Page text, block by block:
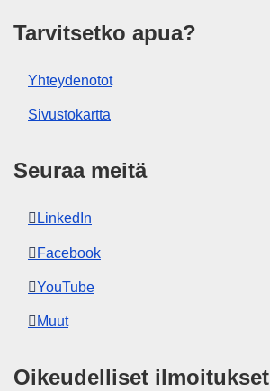
Tarvitsetko apua?
Yhteydenotot
Sivustokartta
Seuraa meitä
LinkedIn
Facebook
YouTube
Muut
Oikeudelliset ilmoitukset